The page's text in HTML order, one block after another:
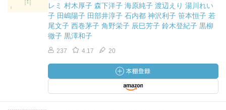
レミ 村木厚子 森下洋子 海原純子 渡辺えり 湯川れい
子 田嶋陽子 田部井淳子 石内都 神沢利子 笹本恒子 若
尾文子 西巻茅子 角野栄子 辰巳芳子 鈴木登紀子 黒柳
徹子 黒澤和子
237 4.17 20